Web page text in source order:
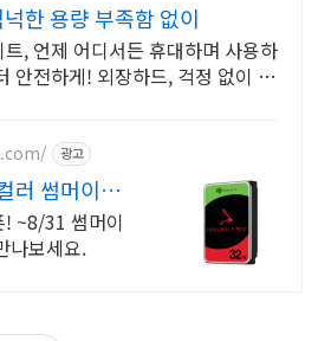
한 용량 부족함 없이
, 언제 어디서든 휴대하며 사용하
안전하게! 외장하드, 걱정 없이 사
광고
러 썸머이벤
! ~8/31 썸머이
나보세요.